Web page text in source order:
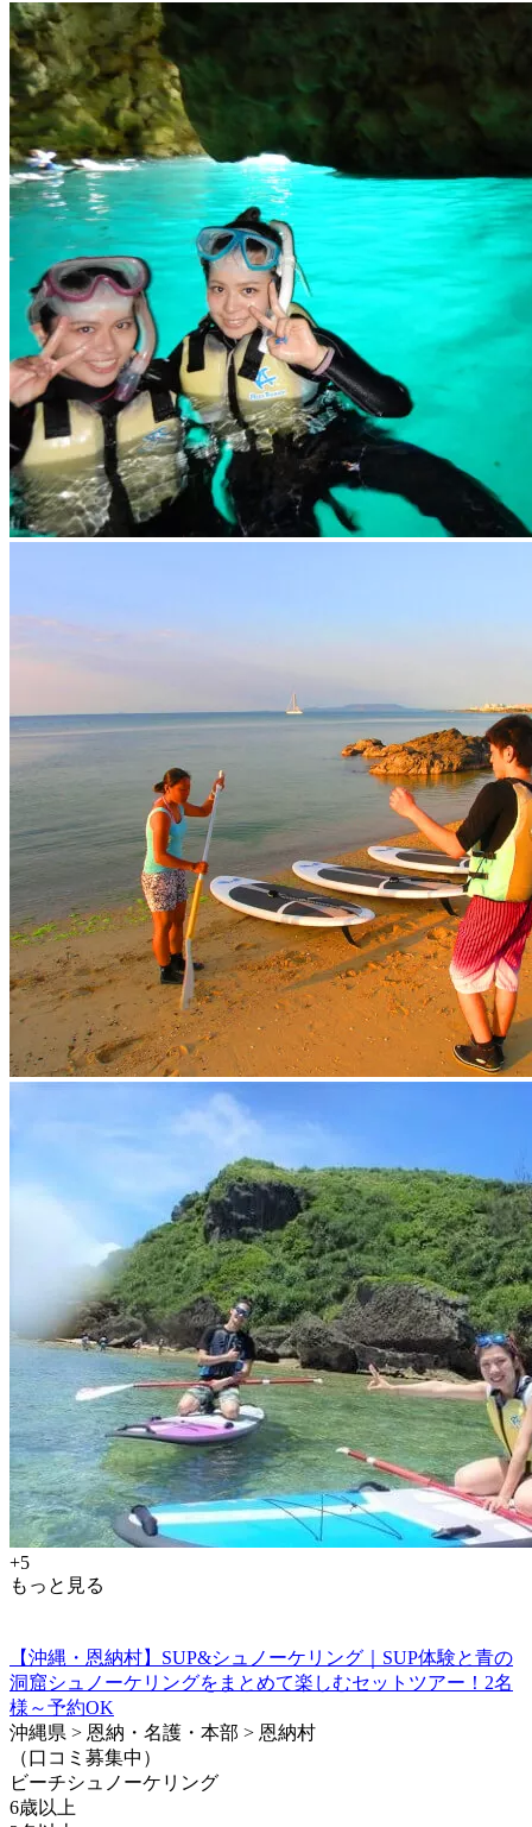
+5
もっと見る
【沖縄・恩納村】SUP&シュノーケリング｜SUP体験と青の
洞窟シュノーケリングをまとめて楽しむセットツアー！2名
様～予約OK
沖縄県 > 恩納・名護・本部 > 恩納村
（口コミ募集中）
ビーチシュノーケリング
6歳以上